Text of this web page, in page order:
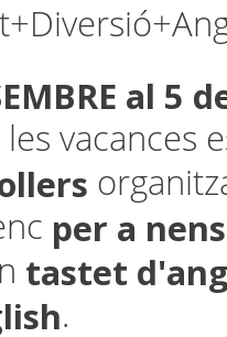
al 5
vacances
per a
tastet
.